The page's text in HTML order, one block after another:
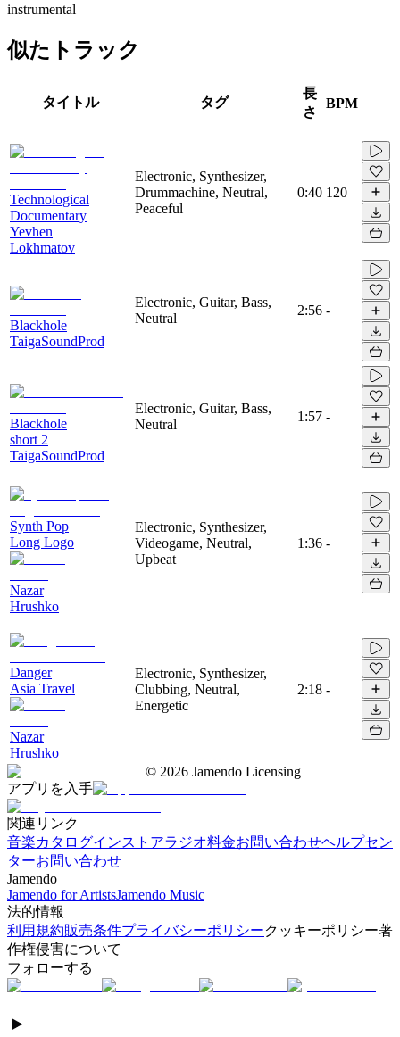
instrumental
似たトラック
タイトル タグ
長
さ
BPM
Technological
Documentary
Yevhen
Lokhmatov
Electronic, Synthesizer,
Drummachine, Neutral,
Peaceful
0:40 120
Blackhole
TaigaSoundProd
Electronic, Guitar, Bass,
Neutral
2:56 -
Blackhole
short 2
TaigaSoundProd
Electronic, Guitar, Bass,
Neutral
1:57 -
Synth Pop
Long Logo
Nazar
Hrushko
Electronic, Synthesizer,
Videogame, Neutral,
Upbeat
1:36 -
Danger
Asia Travel
Nazar
Hrushko
Electronic, Synthesizer,
Clubbing, Neutral,
Energetic
2:18 -
© 2026 Jamendo Licensing
アプリを入手
関連リンク
音楽カタログインストアラジオ料金お問い合わせヘルプセン
ターお問い合わせ
Jamendo
Jamendo for ArtistsJamendo Music
法的情報
利用規約販売条件プライバシーポリシークッキーポリシー著
作権侵害について
フォローする